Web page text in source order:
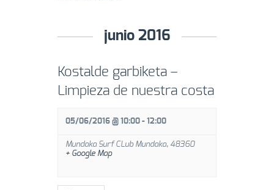
junio 2016
Kostalde garbiketa –
Limpieza de nuestra costa
05/06/2016 @ 10:00 - 12:00
Mundaka Surf CLub Mundaka, 48360
+ Google Map